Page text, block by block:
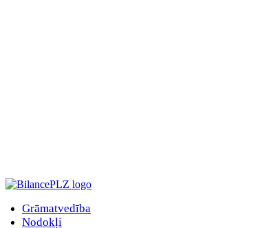
Grāmatvedība
Nodokļi